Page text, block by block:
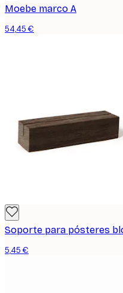
Moebe marco A
54,45 €
5,45 €